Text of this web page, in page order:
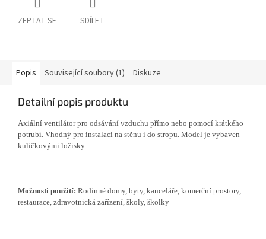
ZEPTAT SE SDÍLET
Popis Související soubory (1) Diskuze
Detailní popis produktu
Axiální ventilátor pro odsávání vzduchu přímo nebo pomocí krátkého
potrubí. Vhodný pro instalaci na stěnu i do stropu. Model je vybaven
kuličkovými ložisky.
Možnosti použití: Rodinné domy, byty, kanceláře, komerční prostory,
restaurace, zdravotnická zařízení, školy, školky